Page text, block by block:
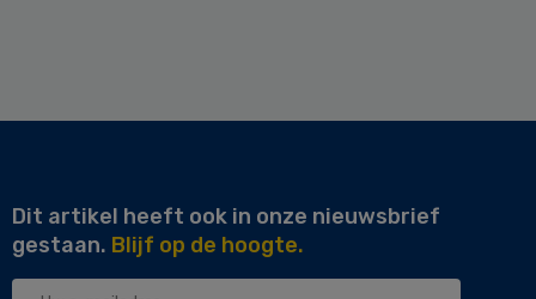
Dit artikel heeft ook in onze nieuwsbrief
gestaan. Blijf op de hoogte.
Uw